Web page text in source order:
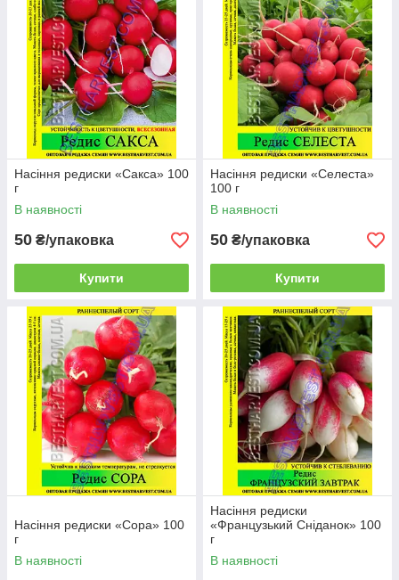
Насіння редиски «Сакса» 100
г
В наявності
50 ₴/упаковка
Купити
Насіння редиски «Селеста»
100 г
В наявності
50 ₴/упаковка
Купити
Насіння редиски «Сора» 100
г
В наявності
Насіння редиски
«Французький Сніданок» 100
г
В наявності